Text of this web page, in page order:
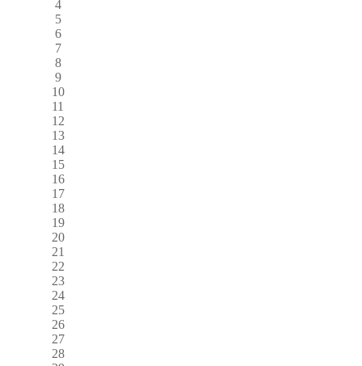
4
5
6
7
8
9
10
11
12
13
14
15
16
17
18
19
20
21
22
23
24
25
26
27
28